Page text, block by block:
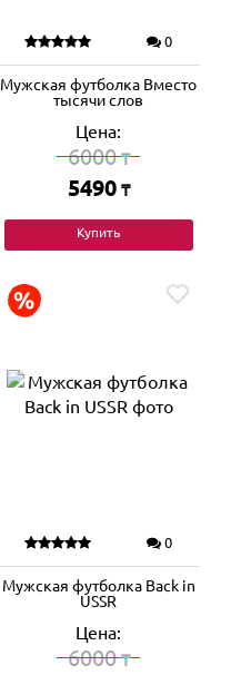
0
Мужская футболка Вместо
тысячи слов
Цена:
6000₸
5490 ₸
Купить
0
Мужская футболка Back in
USSR
Цена:
6000₸